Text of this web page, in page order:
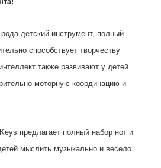
детский инструмент, полный
способствует творчеству
также развивают у детей
моторную координацию и
предлагает полный набор нот и
мыслить музыкально и весело